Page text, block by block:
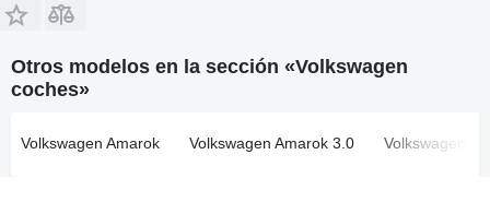
Otros modelos en la sección «Volkswagen
coches»
Volkswagen Amarok Volkswagen Amarok 3.0 Volkswagen